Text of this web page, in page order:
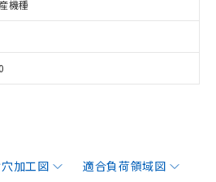
機種
加工図
適合負荷領域図